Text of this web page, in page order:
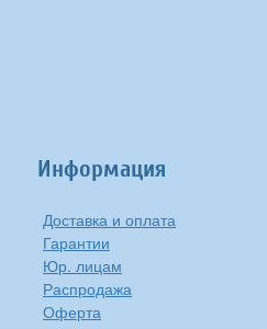
Информация
Доставка и оплата
Гарантии
Юр. лицам
Распродажа
Оферта